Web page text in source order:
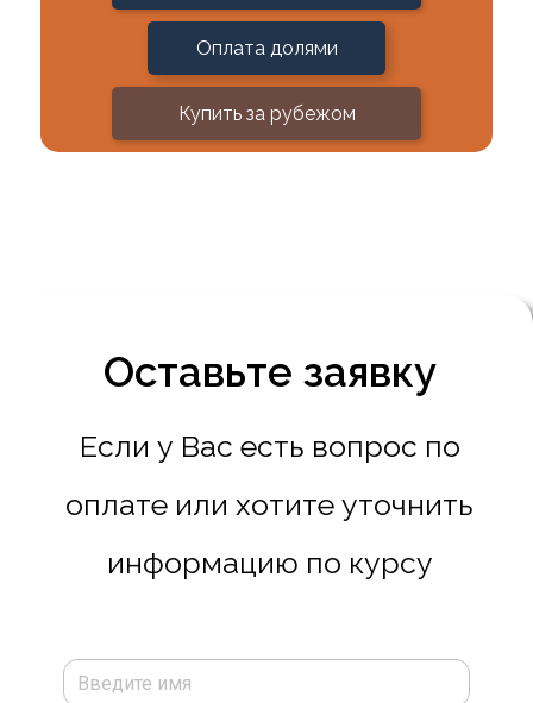
Оплата долями
Купить за рубежом
Оставьте заявку
Если у Вас есть вопрос по
оплате или хотите уточнить
информацию по курсу